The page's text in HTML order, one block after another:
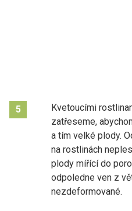
5
Kvetoucími
zatřeseme,
a tím velké plody.
na rostlinách
plody mířící do
odpoledne ven z
nezdeformované.